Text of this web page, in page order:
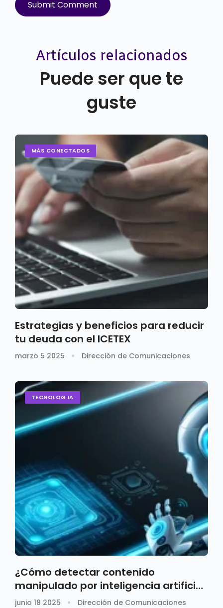
Artículos relacionados
Puede ser que te
guste
MÁS CONECTADOS
Estrategias y beneficios para reducir
tu deuda con el ICETEX
marzo 5 2025 Dirección de Comunicaciones
TECNOLOG.IA
¿Cómo detectar contenido
manipulado por inteligencia artificial
en redes sociales?
junio 18 2025 Dirección de Comunicaciones